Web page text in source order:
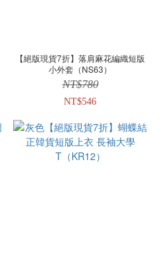
【絕版現貨7折】落肩麻花編織短版
小外套（NS63）
NT$780
NT$546